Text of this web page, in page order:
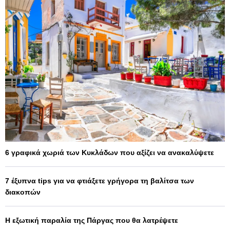
6 γραφικά χωριά των Κυκλάδων που αξίζει να ανακαλύψετε
7 έξυπνα tips για να φτιάξετε γρήγορα τη βαλίτσα των
διακοπών
Η εξωτική παραλία της Πάργας που θα λατρέψετε